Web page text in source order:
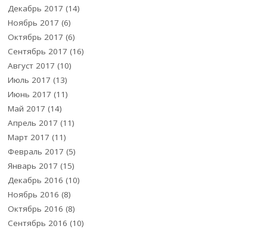
Декабрь 2017 (14)
Ноябрь 2017 (6)
Октябрь 2017 (6)
Сентябрь 2017 (16)
Август 2017 (10)
Июль 2017 (13)
Июнь 2017 (11)
Май 2017 (14)
Апрель 2017 (11)
Март 2017 (11)
Февраль 2017 (5)
Январь 2017 (15)
Декабрь 2016 (10)
Ноябрь 2016 (8)
Октябрь 2016 (8)
Сентябрь 2016 (10)